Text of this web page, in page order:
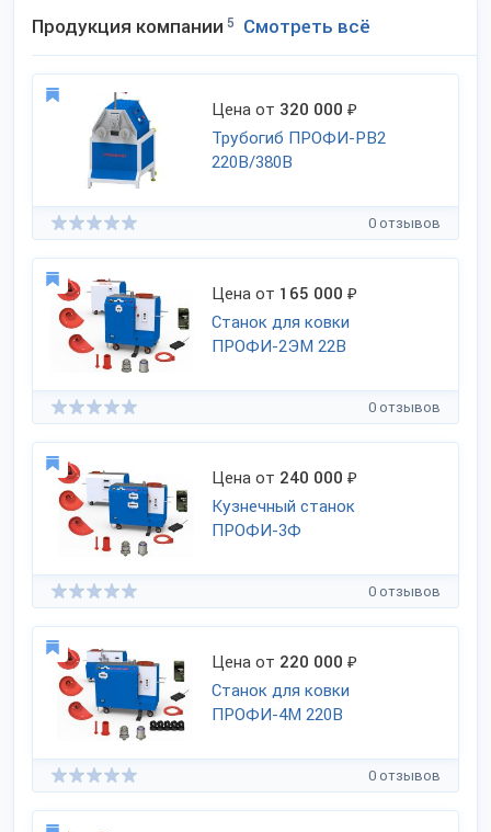
Продукция компании 5 Смотреть всё
Цена от 320 000 ₽
Трубогиб ПРОФИ-РВ2
220В/380В
0 отзывов
Цена от 165 000 ₽
Станок для ковки
ПРОФИ-2ЭМ 22В
0 отзывов
Цена от 240 000 ₽
Кузнечный станок
ПРОФИ-3Ф
0 отзывов
Цена от 220 000 ₽
Станок для ковки
ПРОФИ-4М 220В
0 отзывов